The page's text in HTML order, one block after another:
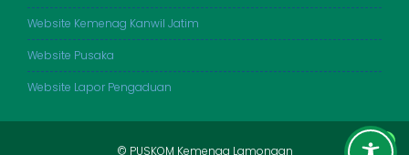
Website Kemenag Kanwil Jatim
Website Pusaka
Website Lapor Pengaduan
© PUSKOM Kemenag Lamongan